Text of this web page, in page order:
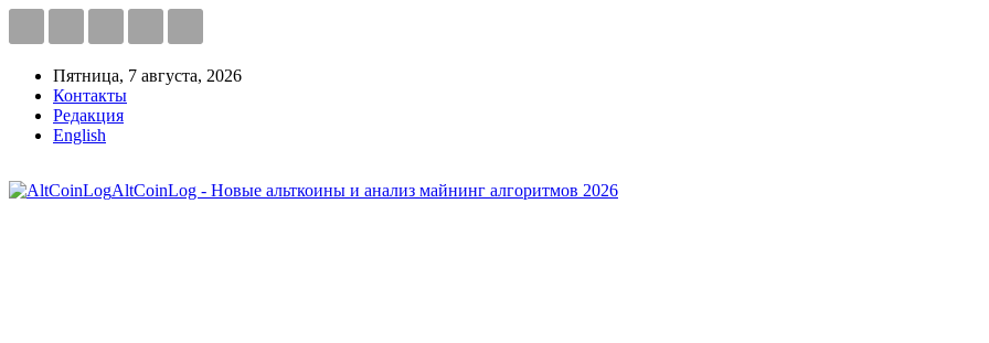
Пятница, 7 августа, 2026
Контакты
Редакция
English
AltCoinLog - Новые альткоины и анализ майнинг алгоритмов 2026